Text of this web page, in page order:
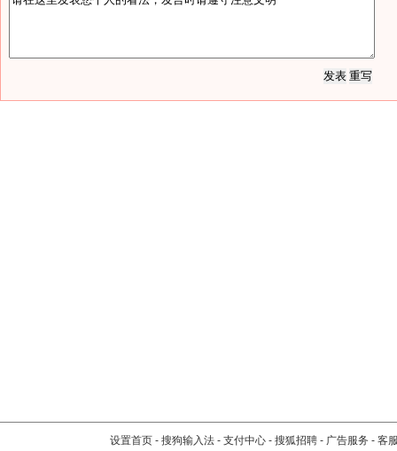
设置首页 - 搜狗输入法 - 支付中心 - 搜狐招聘 - 广告服务 - 客